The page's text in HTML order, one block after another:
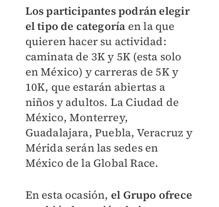
Los participantes podrán elegir
el tipo de categoría en la que
quieren hacer su actividad:
caminata de 3K y 5K (esta solo
en México) y carreras de 5K y
10K, que estarán abiertas a
niños y adultos. La Ciudad de
México, Monterrey,
Guadalajara, Puebla, Veracruz y
Mérida serán las sedes en
México de la Global Race.
En esta ocasión, el Grupo ofrece